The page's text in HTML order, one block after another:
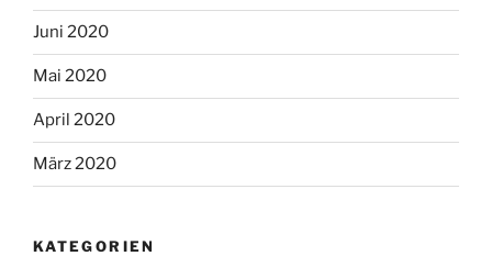
Juni 2020
Mai 2020
April 2020
März 2020
KATEGORIEN